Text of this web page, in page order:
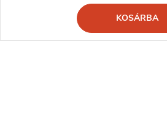
KOSÁRBA